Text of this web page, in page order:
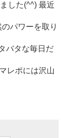
した(^^) 最近
パワーを取り
バタな毎日だ
レポには沢山